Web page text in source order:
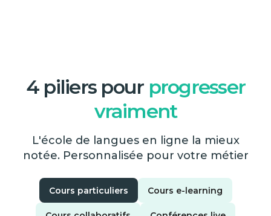
4 piliers pour progresser
vraiment
L'école de langues en ligne la mieux
notée. Personnalisée pour votre métier
Cours particuliers Cours e-learning